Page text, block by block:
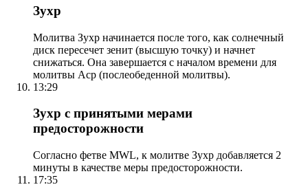
Зухр
Молитва Зухр начинается после того, как солнечный
диск пересечет зенит (высшую точку) и начнет
снижаться. Она завершается с началом времени для
молитвы Аср (послеобеденной молитвы).
13:29
Зухр с принятыми мерами
предосторожности
Согласно фетве MWL, к молитве Зухр добавляется 2
минуты в качестве меры предосторожности.
17:35